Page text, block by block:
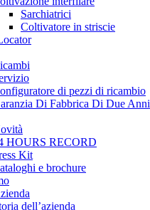
Sarchiatrici
Coltivatore in striscie
di pezzi di ricambio
Di Fabbrica Di Due Anni
HOURS RECORD
Kit
e brochure
dell’azienda